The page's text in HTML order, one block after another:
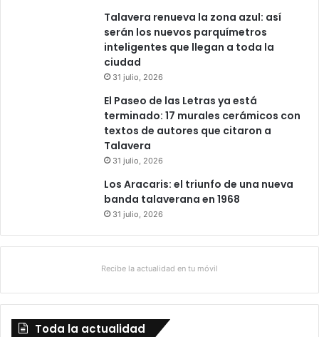
Talavera renueva la zona azul: así
serán los nuevos parquímetros
inteligentes que llegan a toda la
ciudad
31 julio, 2026
El Paseo de las Letras ya está
terminado: 17 murales cerámicos con
textos de autores que citaron a
Talavera
31 julio, 2026
Los Aracaris: el triunfo de una nueva
banda talaverana en 1968
31 julio, 2026
Recibe la actualidad en tu móvil
Toda la actualidad